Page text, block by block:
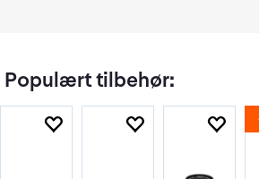
Populært tilbehør: